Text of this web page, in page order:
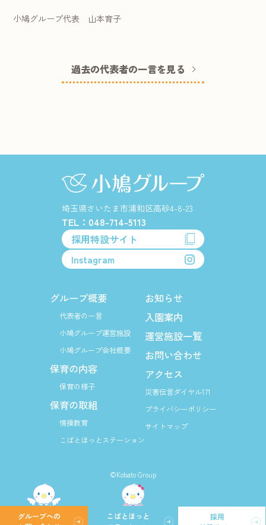
グループへの
こばとほっと
採用
小鳩グループ代表 山本育子
過去の代表者の一言を見る
埼玉県さいたま市浦和区高砂4-8-23
TEL：048-714-5113
採用特設サイト
Instagram
グループ概要
代表者の一言
小鳩グループ運営施設
小鳩グループ会社概要
保育の内容
保育の様子
保育の取組
情操教育
こばとほっとステーション
お知らせ
入園案内
運営施設一覧
お問い合わせ
アクセス
災害伝言ダイヤル171
プライバシーポリシー
サイトマップ
©Kobato Group